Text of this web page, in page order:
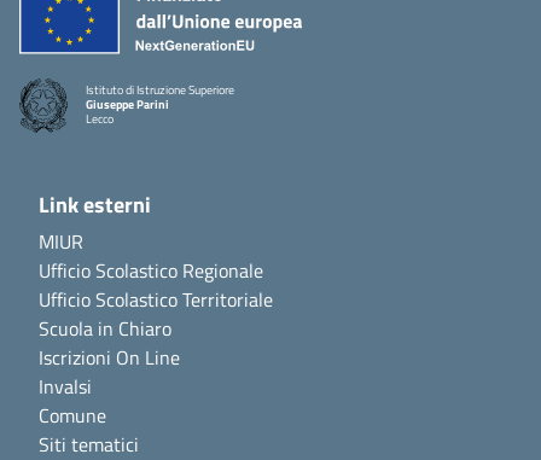
Istituto di Istruzione Superiore
Giuseppe Parini
Lecco
Link esterni
MIUR
Ufficio Scolastico Regionale
Ufficio Scolastico Territoriale
Scuola in Chiaro
Iscrizioni On Line
Invalsi
Comune
Siti tematici